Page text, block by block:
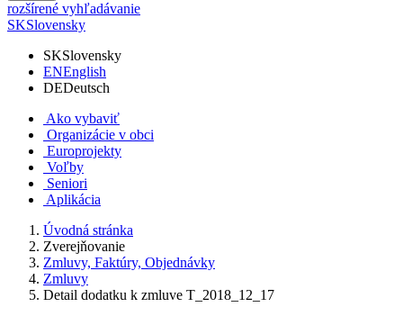
rozšírené vyhľadávanie
SKSlovensky
SKSlovensky
ENEnglish
DEDeutsch
Ako vybaviť
Organizácie v obci
Europrojekty
Voľby
Seniori
Aplikácia
Úvodná stránka
Zverejňovanie
Zmluvy, Faktúry, Objednávky
Zmluvy
Detail dodatku k zmluve T_2018_12_17